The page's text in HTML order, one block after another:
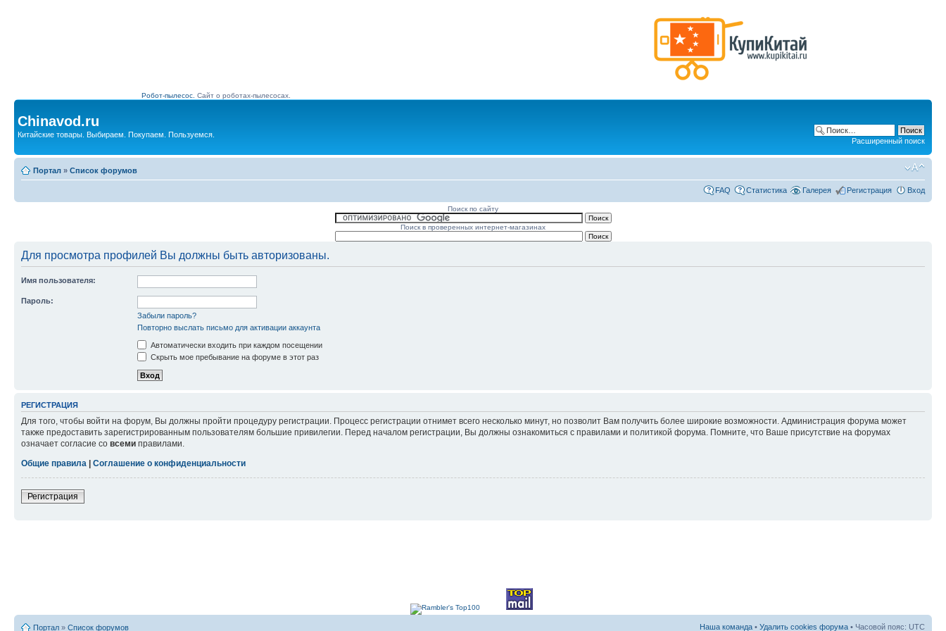
Робот-пылесос. Сайт о роботах-пылесосах.
Chinavod.ru
Китайские товары. Выбираем. Покупаем. Пользуемся.
Расширенный поиск
Портал » Список форумов
FAQ Статистика Галерея Регистрация Вход
Поиск по сайту
Поиск в проверенных интернет-магазинах
Для просмотра профилей Вы должны быть авторизованы.
Имя пользователя:
Пароль:
Забыли пароль?
Повторно выслать письмо для активации аккаунта
Автоматически входить при каждом посещении
Скрыть мое пребывание на форуме в этот раз
РЕГИСТРАЦИЯ
Для того, чтобы войти на форум, Вы должны пройти процедуру регистрации. Процесс регистрации отнимет всего несколько минут, но позволит Вам получить более широкие возможности. Администрация форума может
также предоставить зарегистрированным пользователям большие привилегии. Перед началом регистрации, Вы должны ознакомиться с правилами и политикой форума. Помните, что Ваше присутствие на форумах
означает согласие со всеми правилами.
Общие правила
Соглашение о конфиденциальности
Регистрация
Портал » Список форумов Наша команда • Удалить cookies форума • Часовой пояс: UTC